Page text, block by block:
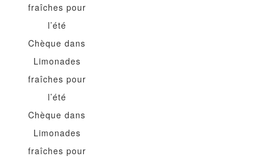
fraîches pour
l’été
Chèque dans
Limonades
fraîches pour
l’été
Chèque dans
Limonades
fraîches pour